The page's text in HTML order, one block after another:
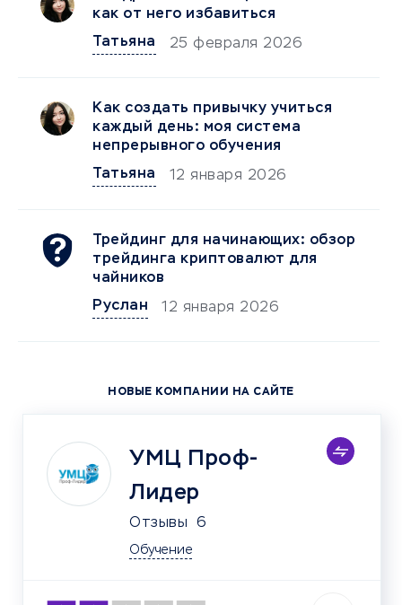
как от него избавиться
Татьяна
25 февраля 2026
Как создать привычку учиться
каждый день: моя система
непрерывного обучения
Татьяна
12 января 2026
Трейдинг для начинающих: обзор
трейдинга криптовалют для
чайников
Руслан
12 января 2026
НОВЫЕ КОМПАНИИ НА САЙТЕ
УМЦ Проф-
Лидер
Отзывы 6
Обучение